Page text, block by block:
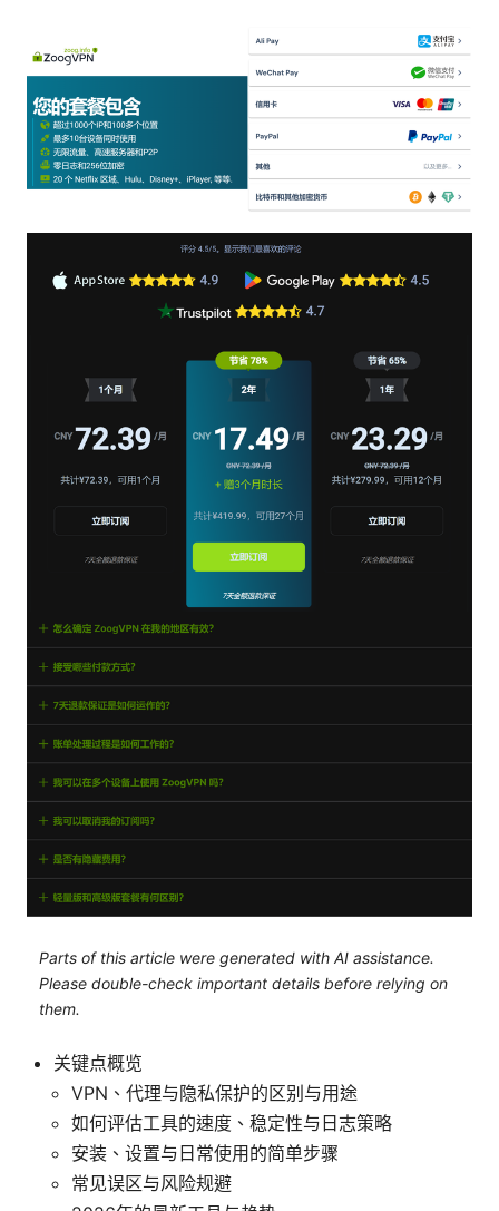
Parts of this article were generated with AI assistance.
Please double-check important details before relying on
them.
关键点概览
VPN、代理与隐私保护的区别与用途
如何评估工具的速度、稳定性与日志策略
安装、设置与日常使用的简单步骤
常见误区与风险规避